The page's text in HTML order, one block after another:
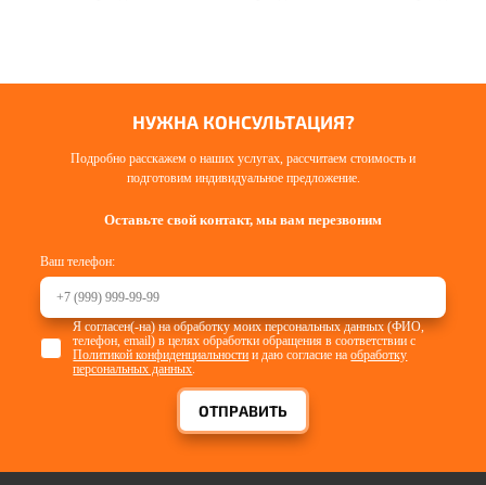
НУЖНА КОНСУЛЬТАЦИЯ?
Подробно расскажем о наших услугах, рассчитаем стоимость и
подготовим индивидуальное предложение.
Оставьте свой контакт, мы вам перезвоним
Ваш телефон:
ОТПРАВИТЬ
Я согласен(-на) на обработку моих персональных данных (ФИО,
телефон, email) в целях обработки обращения в соответствии с
Политикой конфиденциальности и даю согласие наобработку
персональных данных.